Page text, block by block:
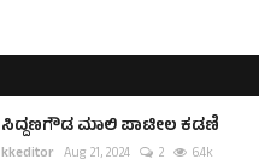
ಸಿದ್ದಣಗೌಡ ಮಾಲಿ ಪಾಟೀಲ ಕಡಣಿ
kkeditor Aug 21, 2024 2 6.4k